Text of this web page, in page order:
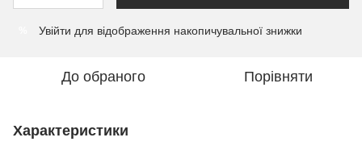
Увійти для відображення накопичувальної знижки
До обраного Порівняти
Характеристики